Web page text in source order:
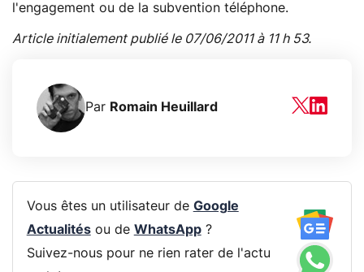
l'engagement ou de la subvention téléphone.
Article initialement publié le 07/06/2011 à 11 h 53.
Par Romain Heuillard
Vous êtes un utilisateur de Google
Actualitésou de WhatsApp?
Suivez-nous pour ne rien rater de l'actu